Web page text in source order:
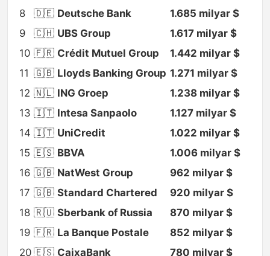
8
🇩🇪 Deutsche Bank
1.685 milyar $
9
🇨🇭 UBS Group
1.617 milyar $
10 🇫🇷 Crédit Mutuel Group
1.442 milyar $
11 🇬🇧 Lloyds Banking Group 1.271 milyar $
12 🇳🇱 ING Groep
1.238 milyar $
13 🇮🇹 Intesa Sanpaolo
1.127 milyar $
14 🇮🇹 UniCredit
1.022 milyar $
15 🇪🇸 BBVA
1.006 milyar $
16 🇬🇧 NatWest Group
962 milyar $
17 🇬🇧 Standard Chartered
920 milyar $
18 🇷🇺 Sberbank of Russia
870 milyar $
19 🇫🇷 La Banque Postale
852 milyar $
20 🇪🇸 CaixaBank
780 milyar $